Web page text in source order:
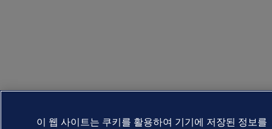
이 웹 사이트는 쿠키를 활용하여 기기에 저장된 정보를